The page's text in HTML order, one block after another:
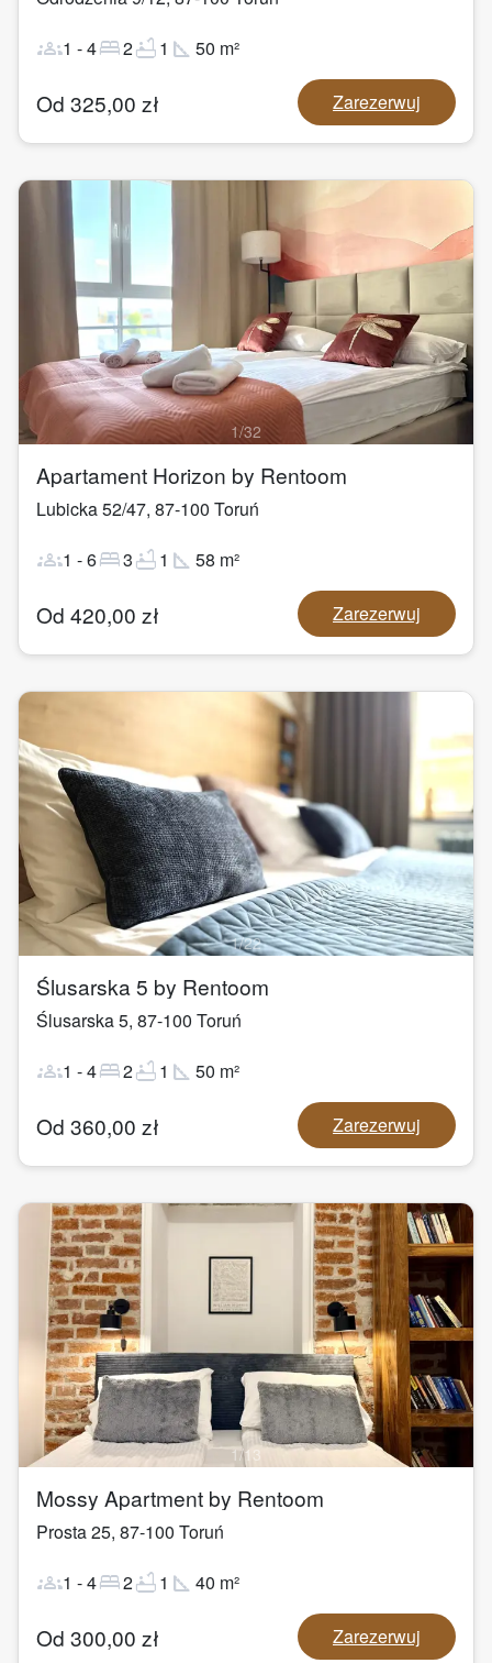
groups1 -4bed2bathtub1 square_foot 50 m²
Od 325,00 zł Zarezerwuj
1/32
Apartament Horizon by Rentoom
Lubicka 52/47, 87-100 Toruń
groups1 -6bed3bathtub1 square_foot 58 m²
Od 420,00 zł Zarezerwuj
1/22
Ślusarska 5 by Rentoom
Ślusarska 5, 87-100 Toruń
groups1 -4bed2bathtub1 square_foot 50 m²
Od 360,00 zł Zarezerwuj
1 /13
Mossy Apartment by Rentoom
Prosta 25, 87-100 Toruń
groups1 -4bed2bathtub1 square_foot 40 m²
Od 300,00 zł Zarezerwuj